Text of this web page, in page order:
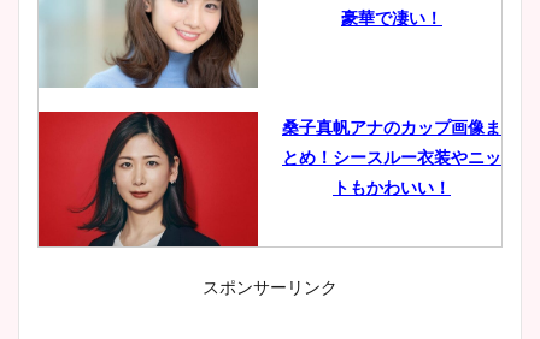
豪華で凄い！
桑子真帆アナのカップ画像ま
とめ！シースルー衣装やニッ
トもかわいい！
小室瑛莉子のカップ画像まと
スポンサーリンク